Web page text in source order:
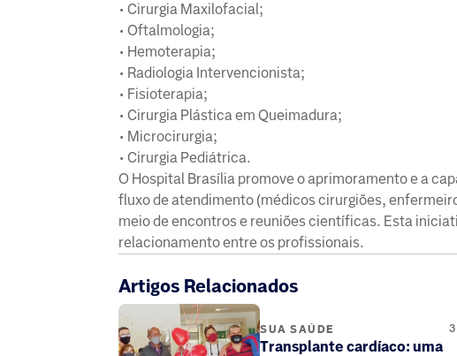
• Cirurgia Maxilofacial;
• Oftalmologia;
• Hemoterapia;
• Radiologia Intervencionista;
• Fisioterapia;
• Cirurgia Plástica em Queimadura;
• Microcirurgia;
• Cirurgia Pediátrica.
O Hospital Brasília promove o aprimoramento e a
fluxo de atendimento (médicos cirurgiões,
meio de encontros e reuniões científicas. Esta
relacionamento entre os profissionais.
Artigos Relacionados
SUA SAÚDE 3
Transplante cardíaco: uma